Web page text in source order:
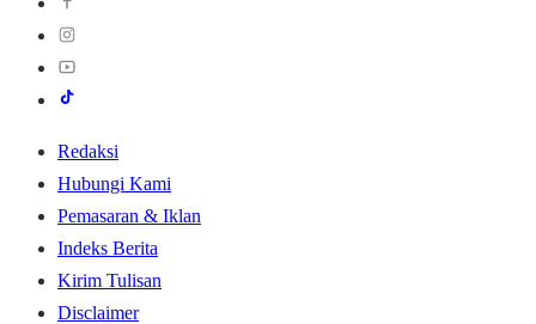
Redaksi
Hubungi Kami
Pemasaran & Iklan
Indeks Berita
Kirim Tulisan
Disclaimer